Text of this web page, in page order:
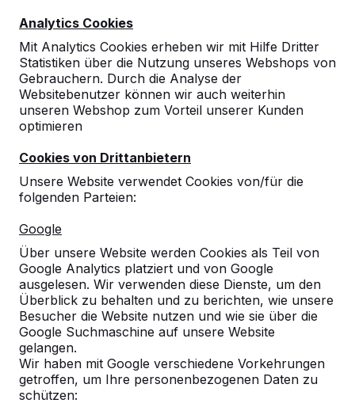
Analytics Cookies
Mit Analytics Cookies erheben wir mit Hilfe Dritter
Statistiken über die Nutzung unseres Webshops von
Gebrauchern. Durch die Analyse der
Websitebenutzer können wir auch weiterhin
unseren Webshop zum Vorteil unserer Kunden
optimieren
Cookies von Drittanbietern
Unsere Website verwendet Cookies von/für die
folgenden Parteien:
Google
Über unsere Website werden Cookies als Teil von
Google Analytics platziert und von Google
ausgelesen. Wir verwenden diese Dienste, um den
Überblick zu behalten und zu berichten, wie unsere
Besucher die Website nutzen und wie sie über die
Google Suchmaschine auf unsere Website
gelangen.
Wir haben mit Google verschiedene Vorkehrungen
getroffen, um Ihre personenbezogenen Daten zu
schützen:
Referenzen
Unsere Produkte finden Sie in ganz Europa
und darüber hinaus. Sehen Sie hier, wo Sie
ein HeBlad-Produkt in Ihrer Nähe finden.
Produkt
Alles anzeigen